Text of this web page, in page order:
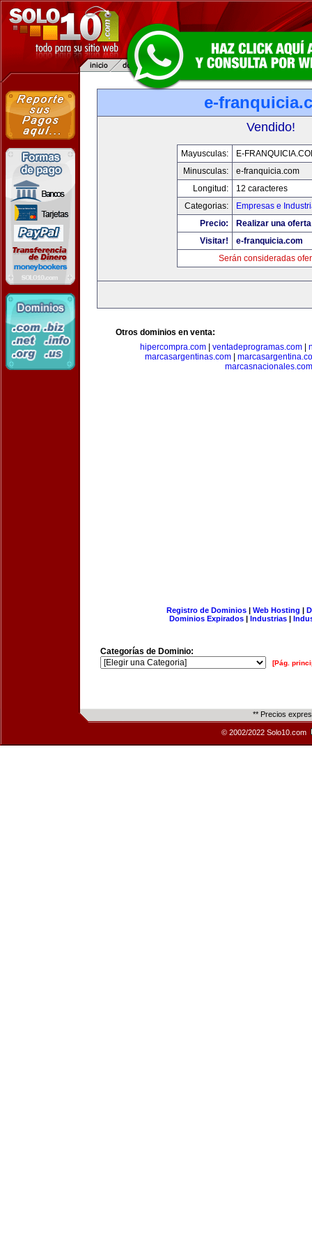
e-
Vendido!
Mayusculas:
E-
Minusculas:
e-franquicia.com
Longitud:
12 caracteres
Categorias:
Empresas e
Precio:
Realizar una
Visitar!
e-franquicia.com
Serán consideradas
Otros dominios en venta:
hipercompra.com
ventadeprogramas.com
marcasargentinas.com
marcasnacionales.com
Registro de Dominios| Web Hosting |
Dominios Expirados | Industrias |
Categorías de Dominio:
[Pág.
** Precios
© 2002/2022 Solo10.com